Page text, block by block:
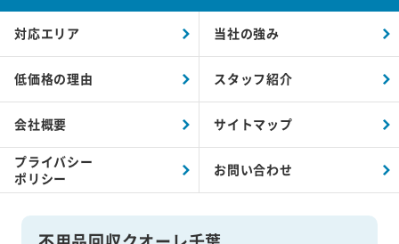
対応エリア 当社の強み
低価格の理由 スタッフ紹介
会社概要 サイトマップ
プライバシー
ポリシー
お問い合わせ